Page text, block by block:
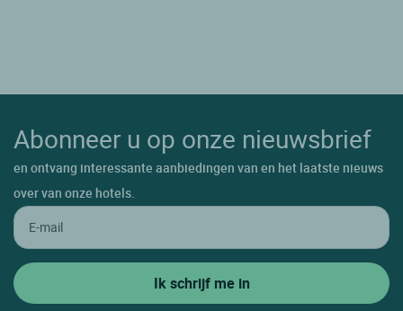
Abonneer u op onze nieuwsbrief
en ontvang interessante aanbiedingen van en het laatste nieuws
over van onze hotels.